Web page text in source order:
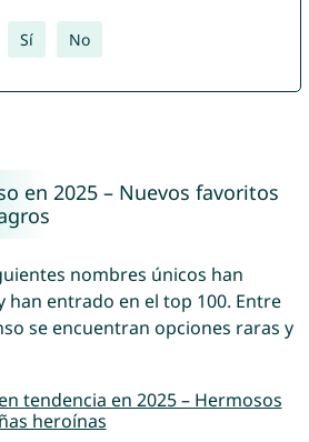
Sí No
en 2025 – Nuevos favoritos
nombres únicos han
han entrado en el top 100. Entre
se encuentran opciones raras y
tendencia en 2025 – Hermosos
heroínas